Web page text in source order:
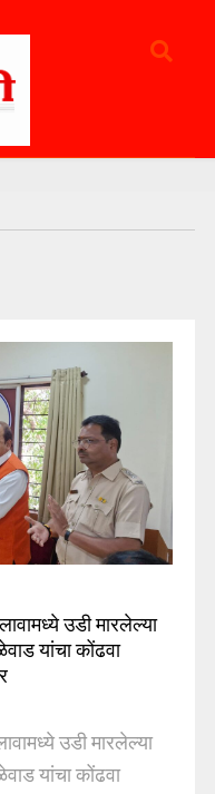
उडी मारलेल्या
यांचा कोंढवा
उडी मारलेल्या
यांचा कोंढवा